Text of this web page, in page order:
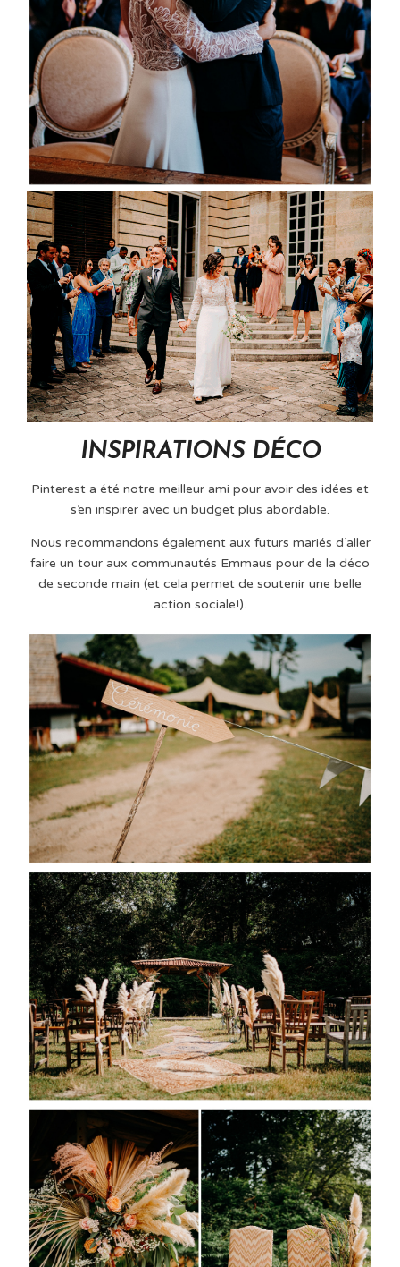
INSPIRATIONS DÉCO
Pinterest a été notre meilleur ami pour avoir des idées et
s’en inspirer avec un budget plus abordable.
Nous recommandons également aux futurs mariés d’aller
faire un tour aux communautés Emmaus pour de la déco
de seconde main (et cela permet de soutenir une belle
action sociale!).